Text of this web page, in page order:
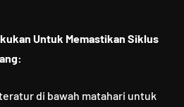
Untuk Memastikan Siklus
di bawah matahari untuk